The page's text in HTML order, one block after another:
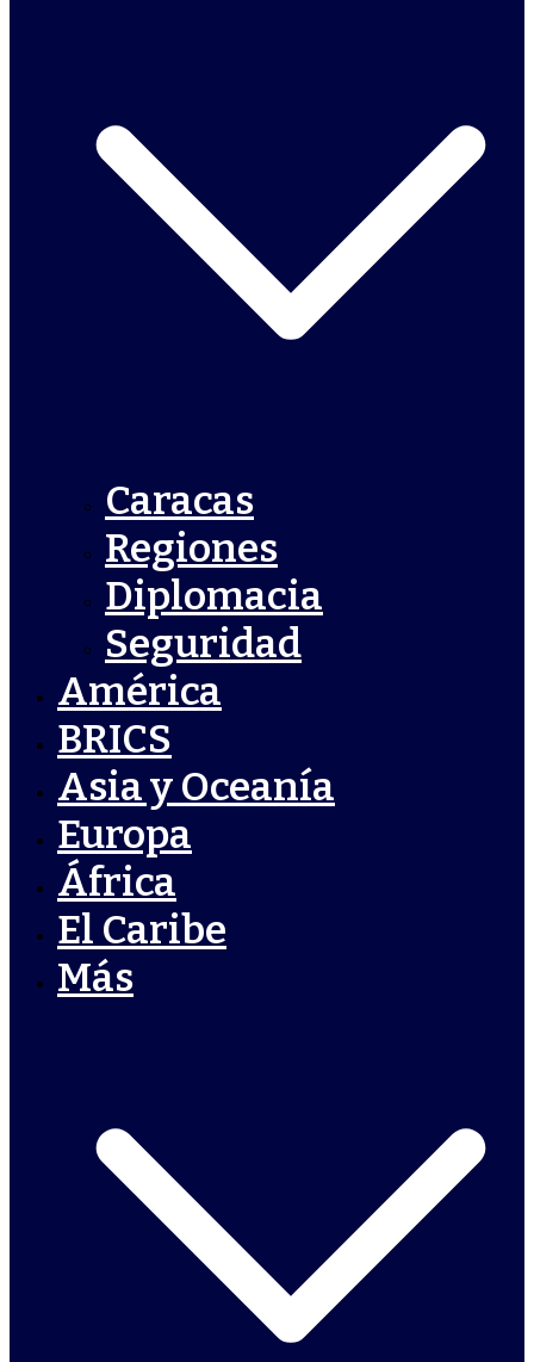
Caracas
Regiones
Diplomacia
Seguridad
América
BRICS
Asia y Oceanía
Europa
África
El Caribe
Más